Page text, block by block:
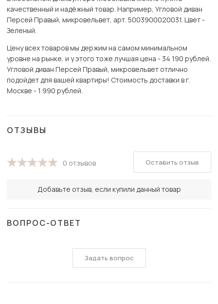
качественный и надёжный товар. Например, Угловой диван
Персей Правый, микровельвет, арт. 5003900020031. Цвет -
Зеленый.
Цену всех товаров мы держим на самом минимальном
уровне на рынке, и у этого тоже лучшая цена - 34 190 рублей.
Угловой диван Персей Правый, микровельвет отлично
подойдет для вашей квартиры! Стоимость доставки в г.
Москве - 1 990 рублей.
ОТЗЫВЫ
0 отзывов
Добавьте отзыв, если купили данный товар
Оставить отзыв
ВОПРОС-ОТВЕТ
Задать вопрос